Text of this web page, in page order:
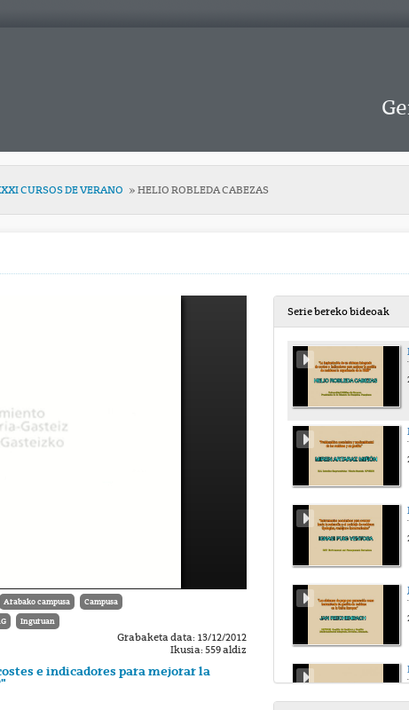
CURSOS DE VERANO HELIO ROBLEDA CABEZAS
Arabako campusa Campusa
Inguruan
Grabaketa data: 13/12/2012
Ikusia: 559 aldiz
e indicadores para mejorar la
Serie bereko bideoak